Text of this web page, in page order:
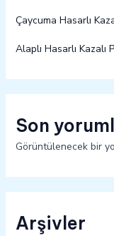
Çaycuma Hasarlı
Alaplı Hasarlı Kazalı
Son
Görüntülenecek bir
Arşivler